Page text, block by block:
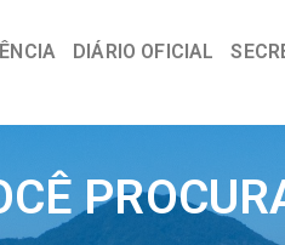
DIÁRIO OFICIAL